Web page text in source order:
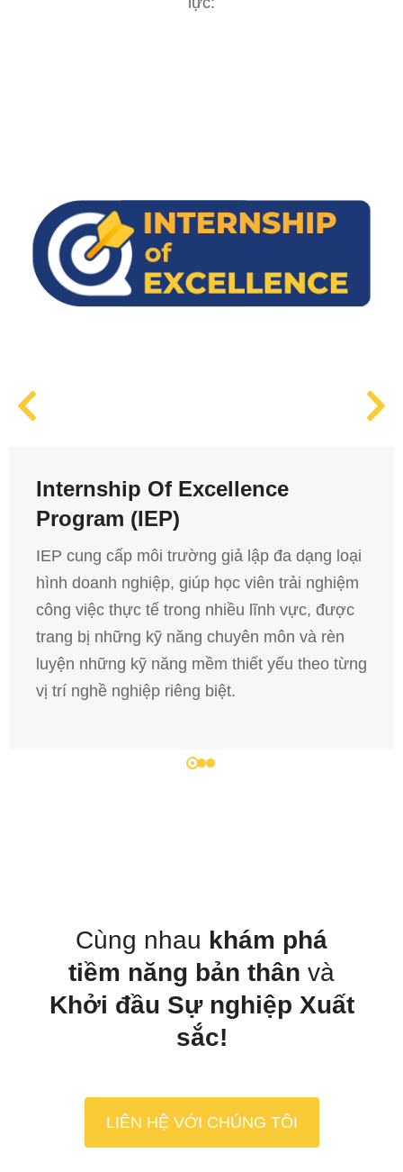
Internship Of Excellence
Program (IEP)
IEP cung cấp môi trường giả lập đa dạng loại
hình doanh nghiệp, giúp học viên trải nghiệm
công việc thực tế trong nhiều lĩnh vực, được
trang bị những kỹ năng chuyên môn và rèn
luyện những kỹ năng mềm thiết yếu theo từng
vị trí nghề nghiệp riêng biệt.
Cùng nhau khám phá
tiềm năng bản thân và
Khởi đầu Sự nghiệp Xuất
sắc!
LIÊN HỆ VỚI CHÚNG TÔI